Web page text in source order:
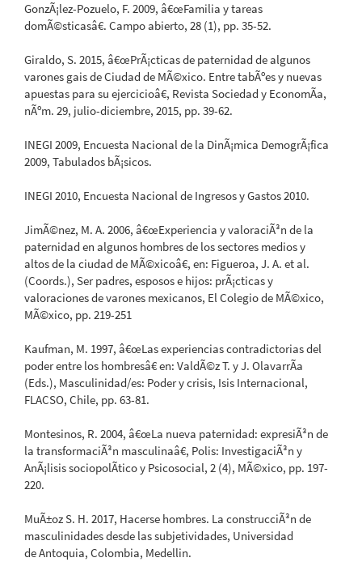
GonzÃ¡lez-Pozuelo, F. 2009, â€œFamilia y tareas
domÃ©sticasâ€. Campo abierto, 28 (1), pp. 35-52.
Giraldo, S. 2015, â€œPrÃ¡cticas de paternidad de algunos
varones gais de Ciudad de MÃ©xico. Entre tabÃºes y nuevas
apuestas para su ejercicioâ€, Revista Sociedad y EconomÃ­a,
nÃºm. 29, julio-diciembre, 2015, pp. 39-62.
INEGI 2009, Encuesta Nacional de la DinÃ¡mica DemogrÃ¡fica
2009, Tabulados bÃ¡sicos.
INEGI 2010, Encuesta Nacional de Ingresos y Gastos 2010.
JimÃ©nez, M. A. 2006, â€œExperiencia y valoraciÃ³n de la
paternidad en algunos hombres de los sectores medios y
altos de la ciudad de MÃ©xicoâ€, en: Figueroa, J. A. et al.
(Coords.), Ser padres, esposos e hijos: prÃ¡cticas y
valoraciones de varones mexicanos, El Colegio de MÃ©xico,
MÃ©xico, pp. 219-251
Kaufman, M. 1997, â€œLas experiencias contradictorias del
poder entre los hombresâ€ en: ValdÃ©z T. y J. OlavarrÃ­a
(Eds.), Masculinidad/es: Poder y crisis, Isis Internacional,
FLACSO, Chile, pp. 63-81.
Montesinos, R. 2004, â€œLa nueva paternidad: expresiÃ³n de
la transformaciÃ³n masculinaâ€, Polis: InvestigaciÃ³n y
AnÃ¡lisis sociopolÃ­tico y Psicosocial, 2 (4), MÃ©xico, pp. 197-
220.
MuÃ±oz S. H. 2017, Hacerse hombres. La construcciÃ³n de
masculinidades desde las subjetividades, Universidad
de Antoquia, Colombia, Medellin.